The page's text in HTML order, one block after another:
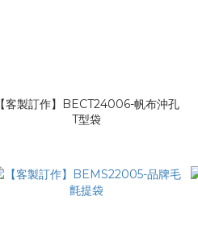
【客製訂作】BECT24006-帆布沖孔
T型袋